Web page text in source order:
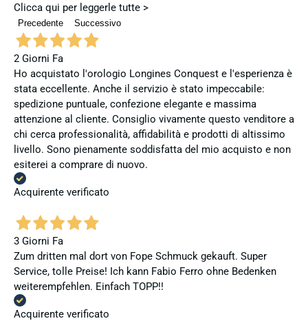
Clicca qui per leggerle tutte >
Precedente Successivo
2 Giorni Fa
Ho acquistato l'orologio Longines Conquest e l'esperienza è
stata eccellente. Anche il servizio è stato impeccabile:
spedizione puntuale, confezione elegante e massima
attenzione al cliente. Consiglio vivamente questo venditore a
chi cerca professionalità, affidabilità e prodotti di altissimo
livello. Sono pienamente soddisfatta del mio acquisto e non
esiterei a comprare di nuovo.
Acquirente verificato
3 Giorni Fa
Zum dritten mal dort von Fope Schmuck gekauft. Super
Service, tolle Preise! Ich kann Fabio Ferro ohne Bedenken
weiterempfehlen. Einfach TOPP!!
Acquirente verificato